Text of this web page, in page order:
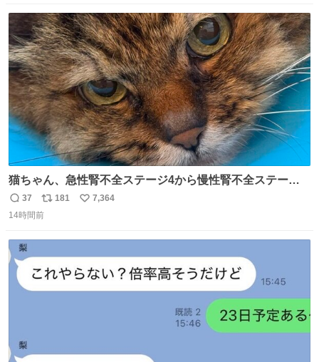
ト
数
数
猫ちゃん、急性腎不全ステージ4から慢性腎不全ステージ2
になりました😭点滴も週一で大丈夫になった… このままだ
と2、3日持たないって言われたのが嘘みたい…本当に嬉し
道泣きながら歩いてたら向こうから来た人にすごい顔され
た🫠
返
信
37
リ
ポ
数
181
い
7,364
14時間前